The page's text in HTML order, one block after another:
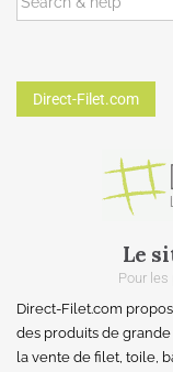
Direct-Filet.com
Le
Pour
Direct-Filet.com
des produits de
la vente de filet, toile,